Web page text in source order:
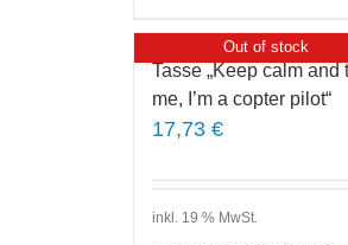
Out of stock
Tasse „Keep calm and
me, I’m a copter pilot“
17,73 €
inkl. 19 % MwSt.